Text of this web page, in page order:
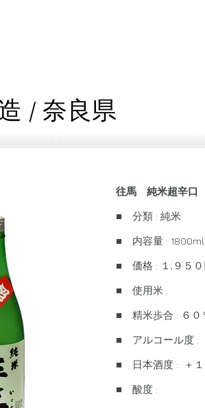
/ 奈良県
往馬 純米超辛口
■ 分類 : 純米
■ 内容量 : 1800ml
■ 価格 : １,９５０
■ 使用米 :
■ 精米歩合 : ６０
■ アルコール度 :
■ 日本酒度 : ＋
■ 酸度 :